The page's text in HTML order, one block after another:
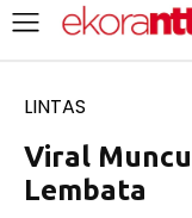
LINTAS
Viral
Lembata